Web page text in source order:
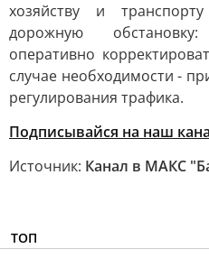
хозяйству и
дорожную
оперативно
случае необходимости -
регулирования трафика.
Подписывайся на наш
Источник: Канал в МАКС
ТОП